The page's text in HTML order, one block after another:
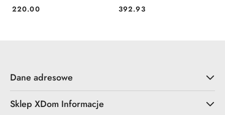
Cena:
220.00 Cena:
392.93
Dane adresowe
Sklep XDom Informacje